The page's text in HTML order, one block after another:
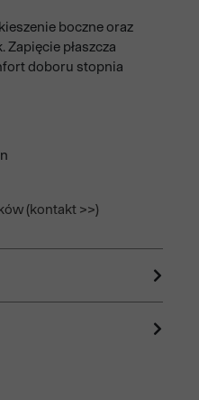
boczne oraz
płaszcza
doboru stopnia
(kontakt >>)